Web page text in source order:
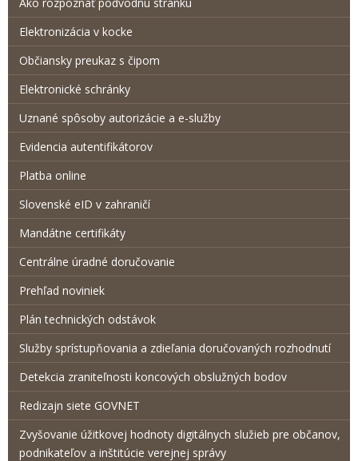
Elektronizácia v kocke
Občiansky preukaz s čipom
Elektronické schránky
Uznané spôsoby autorizácie a e-služby
Evidencia autentifikátorov
Platba online
Slovenské eID v zahraničí
Mandátne certifikáty
Centrálne úradné doručovanie
Prehľad noviniek
Plán technických odstávok
Služby sprístupňovania a zdieľania doručovaných rozhodnutí
Detekcia zraniteľnosti koncových obslužných bodov
Redizajn siete GOVNET
Zvyšovanie úžitkovej hodnoty digitálnych služieb pre občanov,
podnikateľov a inštitúcie verejnej správy